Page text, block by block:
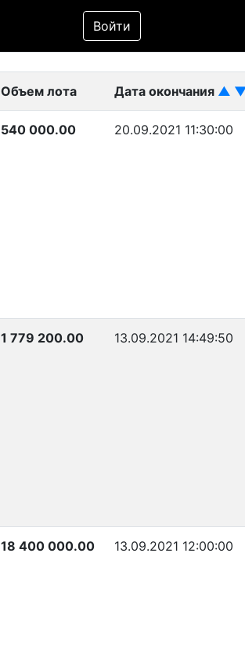
Войти
Фильтр
Объем лота Дата окончания ▲
540 000.00 20.09.2021 11:30:00
1 779 200.00 13.09.2021 14:49:50
18 400 000.00 13.09.2021 12:00:00